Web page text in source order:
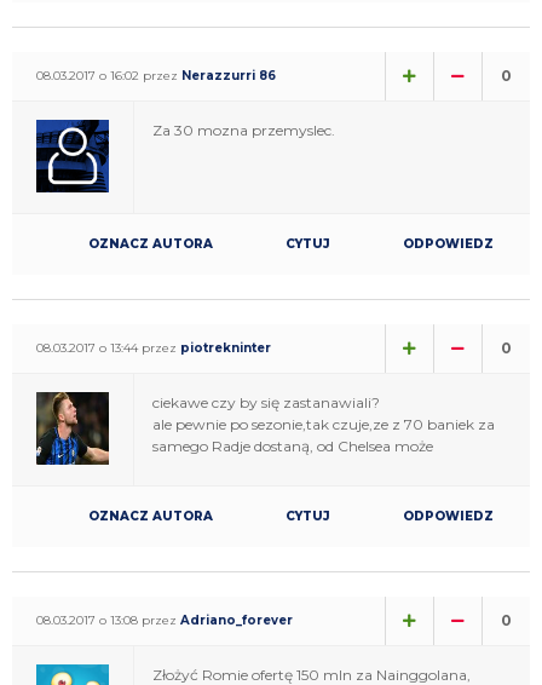
08.03.2017 o 16:02 przez Nerazzurri 86 0
Za 30 mozna przemyslec.
OZNACZ AUTORA CYTUJ ODPOWIEDZ
08.03.2017 o 13:44 przez piotrekninter 0
ciekawe czy by się zastanawiali?
ale pewnie po sezonie,tak czuje,ze z 70 baniek za
samego Radje dostaną, od Chelsea może
OZNACZ AUTORA CYTUJ ODPOWIEDZ
08.03.2017 o 13:08 przez Adriano_forever 0
Złożyć Romie ofertę 150 mln za Nainggolana,